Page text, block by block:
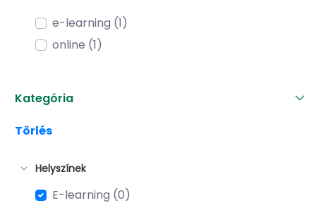
e-learning (1)
online (1)
Kategória
Törlés
Helyszínek
E-learning (0)